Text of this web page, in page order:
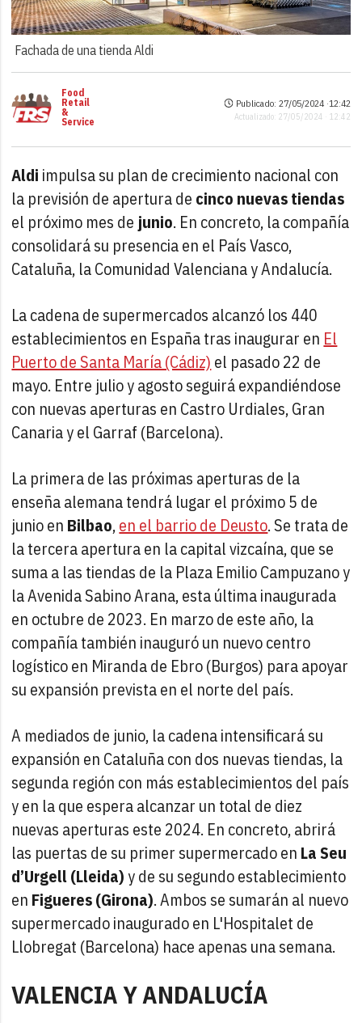
Fachada de una tienda Aldi
Food
Retail
&
Service
Publicado: 27/05/2024 ·12:42
Actualizado: 27/05/2024 · 12:42
Aldi impulsa su plan de crecimiento nacional con
la previsión de apertura de cinco nuevas tiendas
el próximo mes de junio. En concreto, la compañía
consolidará su presencia en el País Vasco,
Cataluña, la Comunidad Valenciana y Andalucía.
La cadena de supermercados alcanzó los 440
establecimientos en España tras inaugurar en El
Puerto de Santa María (Cádiz) el pasado 22 de
mayo. Entre julio y agosto seguirá expandiéndose
con nuevas aperturas en Castro Urdiales, Gran
Canaria y el Garraf (Barcelona).
La primera de las próximas aperturas de la
enseña alemana tendrá lugar el próximo 5 de
junio en Bilbao,en el barrio de Deusto. Se trata de
la tercera apertura en la capital vizcaína, que se
suma a las tiendas de la Plaza Emilio Campuzano y
la Avenida Sabino Arana, esta última inaugurada
en octubre de 2023. En marzo de este año, la
compañía también inauguró un nuevo centro
logístico en Miranda de Ebro (Burgos) para apoyar
su expansión prevista en el norte del país.
A mediados de junio, la cadena intensificará su
expansión en Cataluña con dos nuevas tiendas, la
segunda región con más establecimientos del país
y en la que espera alcanzar un total de diez
nuevas aperturas este 2024. En concreto, abrirá
las puertas de su primer supermercado en La Seu
d’Urgell (Lleida)y de su segundo establecimiento
en Figueres (Girona). Ambos se sumarán al nuevo
supermercado inaugurado en L'Hospitalet de
Llobregat (Barcelona) hace apenas una semana.
VALENCIA Y ANDALUCÍA